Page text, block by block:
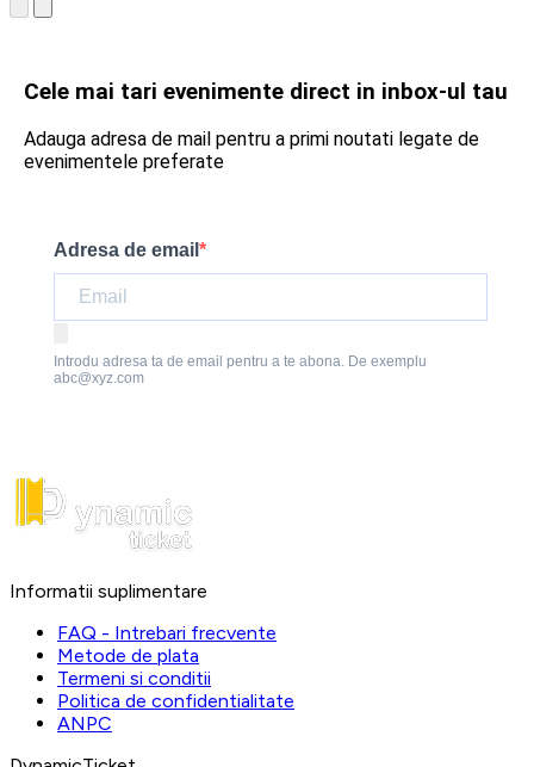
Cele mai tari evenimente direct in inbox-ul tau
Adauga adresa de mail pentru a primi noutati legate de
evenimentele preferate
Adresa de email
Introdu adresa ta de email pentru a te abona. De exemplu
abc@xyz.com
Informatii suplimentare
FAQ - Intrebari frecvente
Metode de plata
Termeni si conditii
Politica de confidentialitate
ANPC